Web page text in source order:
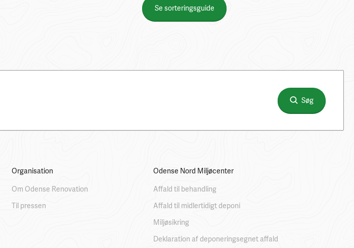
Se sorteringsguide
Søg
Organisation
Om Odense Renovation
Til pressen
Odense Nord Miljøcenter
Affald til behandling
Affald til midlertidigt deponi
Miljøsikring
Deklaration af deponeringsegnet affald